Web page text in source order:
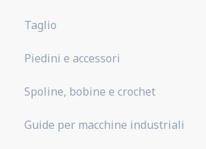
Taglio
Piedini e accessori
Spoline, bobine e crochet
Guide per macchine industriali